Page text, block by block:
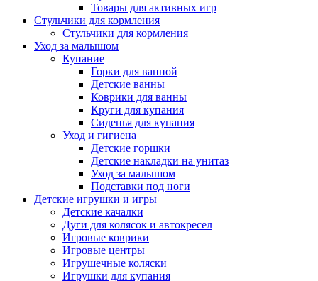
Товары для активных игр
Стульчики для кормления
Стульчики для кормления
Уход за малышом
Купание
Горки для ванной
Детские ванны
Коврики для ванны
Круги для купания
Сиденья для купания
Уход и гигиена
Детские горшки
Детские накладки на унитаз
Уход за малышом
Подставки под ноги
Детские игрушки и игры
Детские качалки
Дуги для колясок и автокресел
Игровые коврики
Игровые центры
Игрушечные коляски
Игрушки для купания